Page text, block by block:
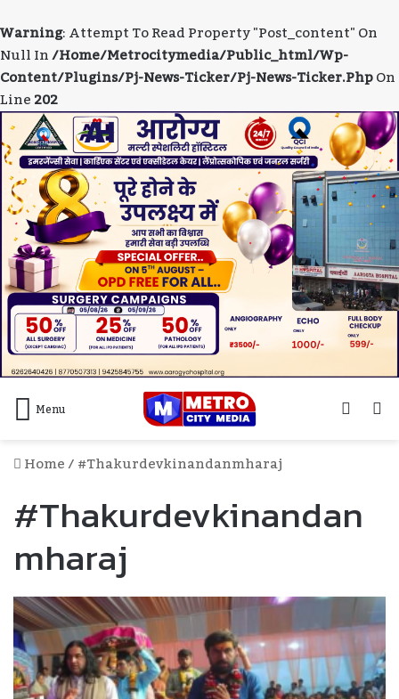
Warning: Attempt To Read Property "post_content" On
Null In/home/metrocitymedia/public_html/wp-
Content/plugins/pj-News-Ticker/pj-News-Ticker.phpOn
Line202
Menu
Log
Home/#thakurdevkinandanmharaj
#thakurdevkinandan
Mharaj